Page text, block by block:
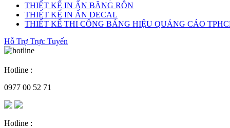
THIẾT KẾ IN ẤN BĂNG RÔN
THIẾT KẾ IN ẤN DECAL
THIẾT KẾ THI CÔNG BẢNG HIỆU QUẢNG CÁO
Hỗ Trợ Trực Tuyến
Hotline :
0977 00 52 71
Hotline :